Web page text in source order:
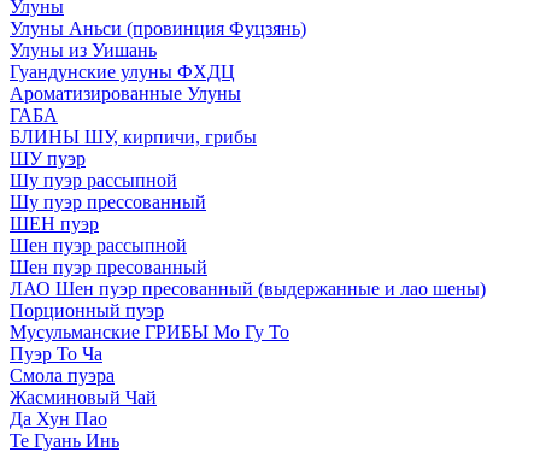
Улуны
Улуны Аньси (провинция Фуцзянь)
Улуны из Уишань
Гуандунские улуны ФХДЦ
Ароматизированные Улуны
ГАБА
БЛИНЫ ШУ, кирпичи, грибы
ШУ пуэр
Шу пуэр рассыпной
Шу пуэр прессованный
ШЕН пуэр
Шен пуэр рассыпной
Шен пуэр пресованный
ЛАО Шен пуэр пресованный (выдержанные и лао шены)
Порционный пуэр
Мусульманские ГРИБЫ Мо Гу То
Пуэр То Ча
Смола пуэра
Жасминовый Чай
Да Хун Пао
Те Гуань Инь